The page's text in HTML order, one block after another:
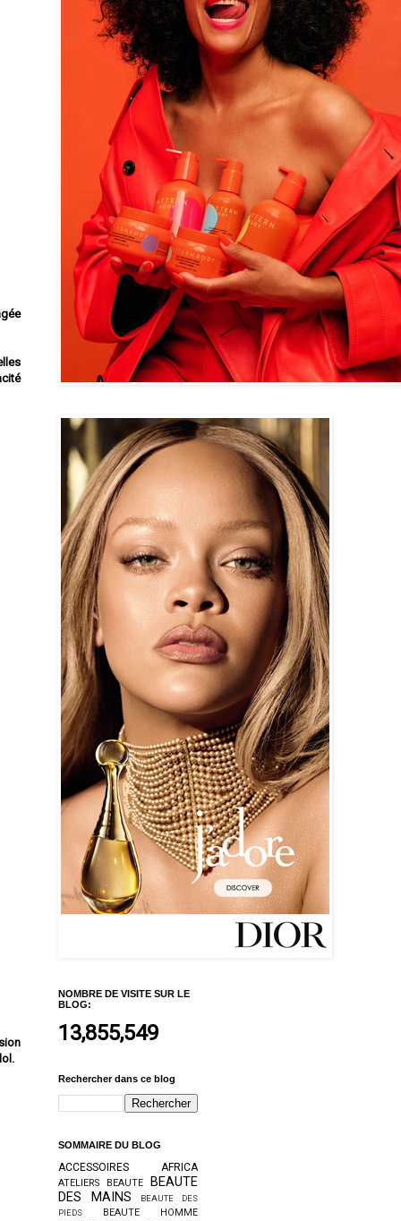
NOMBRE DE VISITE SUR LE
BLOG:
13,855,549
Rechercher dans ce blog
SOMMAIRE DU BLOG
ACCESSOIRES AFRICA
ATELIERS BEAUTE
BEAUTE
DES MAINS
BEAUTE DES
PIEDS
BEAUTE HOMME